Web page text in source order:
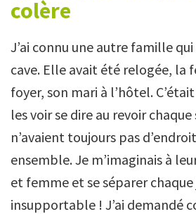
colère
J’ai connu une autre famille
cave. Elle avait été relogée, la
foyer, son mari à l’hôtel.
les voir se dire au revoir chaque
n’avaient toujours pas
ensemble. Je m’imaginais à
et femme et se séparer chaque
insupportable ! J’ai demandé